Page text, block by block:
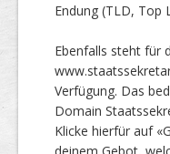
Endung (TLD, Top
Ebenfalls steht für
Verfügung. Das
Domain
Klicke hierfür auf